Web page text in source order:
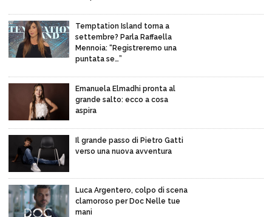
Temptation Island torna a
settembre? Parla Raffaella
Mennoia: “Registreremo una
puntata se…”
Emanuela Elmadhi pronta al
grande salto: ecco a cosa
aspira
Il grande passo di Pietro Gatti
verso una nuova avventura
Luca Argentero, colpo di scena
clamoroso per Doc Nelle tue
mani